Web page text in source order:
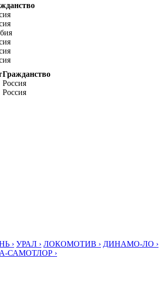
Гражданство
Россия
Россия
› УРАЛ › ЛОКОМОТИВ › ДИНАМО-ЛО ›
САМОТЛОР ›